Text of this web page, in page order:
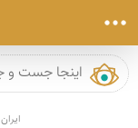
ایران